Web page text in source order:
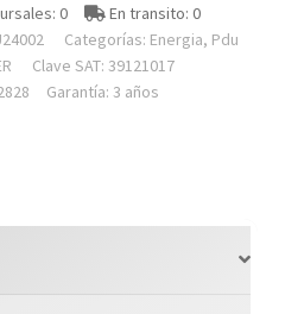
0
En transito: 0
Categorías: Energia, Pdu
Clave SAT: 39121017
Garantía: 3 años